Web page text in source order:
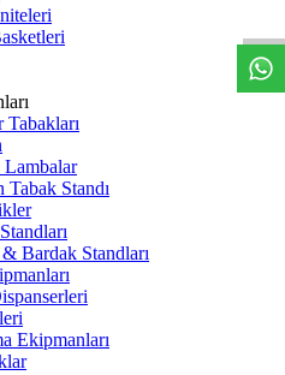
Lambalar
Standı
Bardak Standları
Ekipmanları